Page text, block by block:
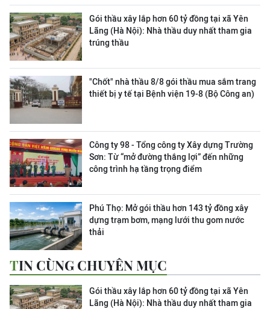
Gói thầu xây lắp hơn 60 tỷ đồng tại xã Yên
Lãng (Hà Nội): Nhà thầu duy nhất tham gia
trúng thầu
"Chốt" nhà thầu 8/8 gói thầu mua sắm trang
thiết bị y tế tại Bệnh viện 19-8 (Bộ Công an)
Công ty 98 - Tổng công ty Xây dựng Trường
Sơn: Từ “mở đường thắng lợi” đến những
công trình hạ tầng trọng điểm
Phú Thọ: Mở gói thầu hơn 143 tỷ đồng xây
dựng trạm bơm, mạng lưới thu gom nước
thải
TIN CÙNG CHUYÊN MỤC
Gói thầu xây lắp hơn 60 tỷ đồng tại xã Yên
Lãng (Hà Nội): Nhà thầu duy nhất tham gia